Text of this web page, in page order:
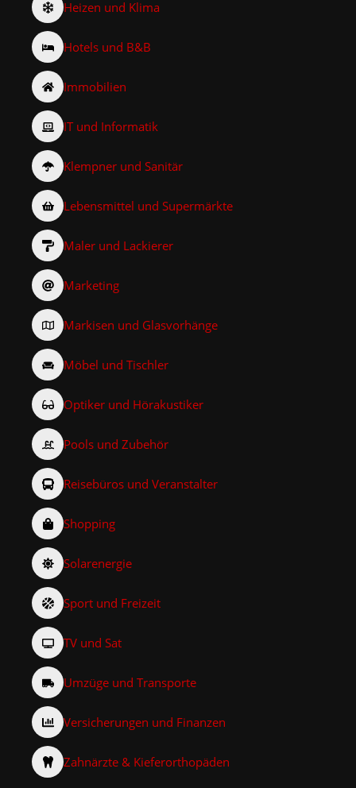
Heizen und Klima
Hotels und B&B
Immobilien
IT und Informatik
Klempner und Sanitär
Lebensmittel und Supermärkte
Maler und Lackierer
Marketing
Markisen und Glasvorhänge
Möbel und Tischler
Optiker und Hörakustiker
Pools und Zubehör
Reisebüros und Veranstalter
Shopping
Solarenergie
Sport und Freizeit
TV und Sat
Umzüge und Transporte
Versicherungen und Finanzen
Zahnärzte & Kieferorthopäden